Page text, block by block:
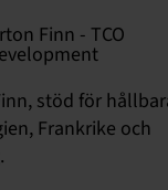
stöd för
Frankrike och